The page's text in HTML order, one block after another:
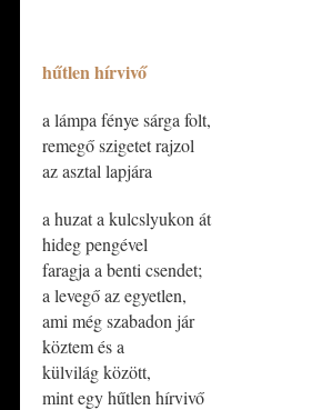
hűtlen hírvivő
​a lámpa fénye sárga folt,
remegő szigetet rajzol
az asztal lapjára
​a huzat a kulcslyukon át
hideg pengével
faragja a benti csendet;
a levegő az egyetlen,
ami még szabadon jár
köztem és a
külvilág között,
mint egy hűtlen hírvivő